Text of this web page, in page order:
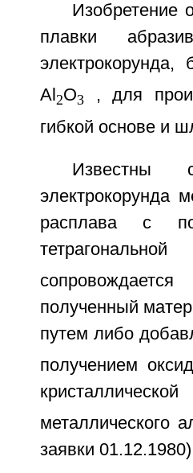
Изобретение
плавки
электрокорунда,
Al 2O3 , для
гибкой основе и
Известны
электрокорунда
расплава с
полученный
путем либо
получением
металлического
заявки